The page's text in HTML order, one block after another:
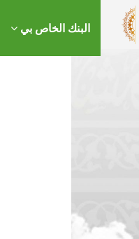
البنك الخاص بي